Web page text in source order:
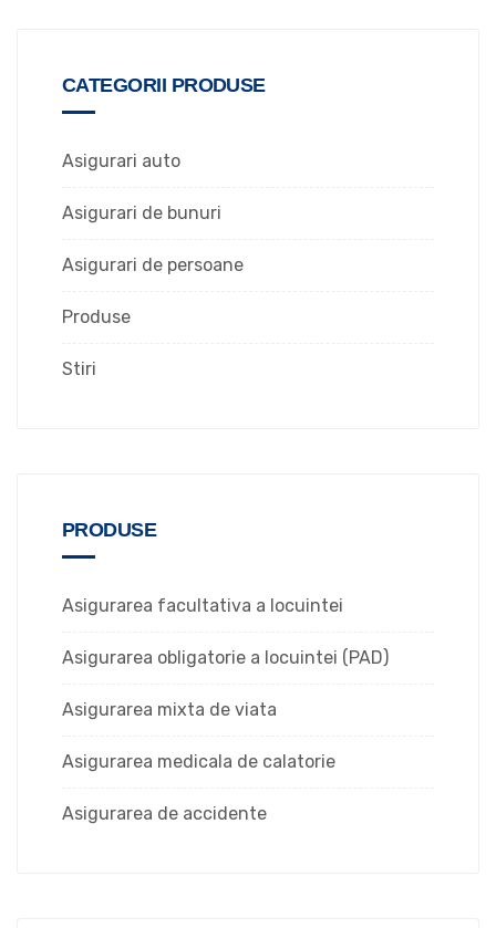
CATEGORII PRODUSE
Asigurari auto
Asigurari de bunuri
Asigurari de persoane
Produse
Stiri
PRODUSE
Asigurarea facultativa a locuintei
Asigurarea obligatorie a locuintei (PAD)
Asigurarea mixta de viata
Asigurarea medicala de calatorie
Asigurarea de accidente